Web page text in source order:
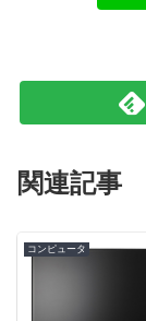
関連記事
コンピュータ